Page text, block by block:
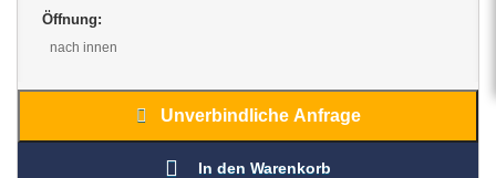
Öffnung:
nach innen
Unverbindliche Anfrage
In den Warenkorb